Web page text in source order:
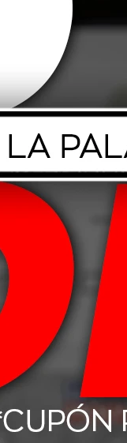
en la
para lograr una
si es necesario, pulir
seguir las
caso de productos